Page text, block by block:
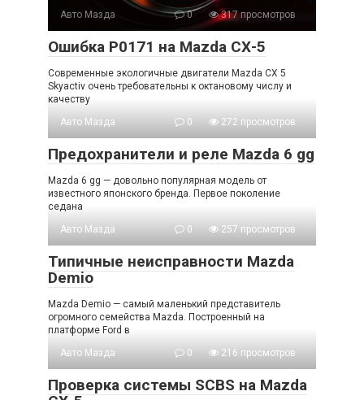
Авто Мазда 0 317 просмотров
Ошибка Р0171 на Mazda СХ-5
Современные экологичные двигатели Mazda CX 5
Skyactiv очень требовательны к октановому числу и
качеству
Авто Мазда
0 272 просмотров
Предохранители и реле Mazda 6 gg
Mazda 6 gg — довольно популярная модель от
известного японского бренда. Первое поколение
седана
Авто Мазда
0 257 просмотров
Типичные неисправности Mazda
Demio
Mazda Demio — самый маленький представитель
огромного семейства Mazda. Построенный на
платформе Ford в
Авто Мазда
0 216 просмотров
Проверка системы SCBS на Mazda